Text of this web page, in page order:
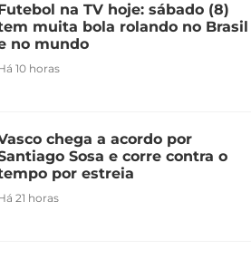
na TV hoje: sábado (8)
muita bola rolando no Brasil
no mundo
10 horas
chega a acordo por
Sosa e corre contra o
por estreia
21 horas